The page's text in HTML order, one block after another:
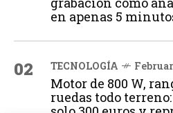
en apenas 5
02 TECNOLOGÍA
Motor de 800 W,
ruedas todo